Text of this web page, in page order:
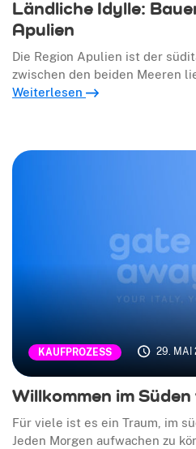
Ländliche Idylle:
Apulien
Die Region Apulien ist der
zwischen den beiden Meeren
Weiterlesen
KAUFPROZESS 29. MAI
Willkommen im
Für viele ist es ein Traum, im
Jeden Morgen aufwachen zu